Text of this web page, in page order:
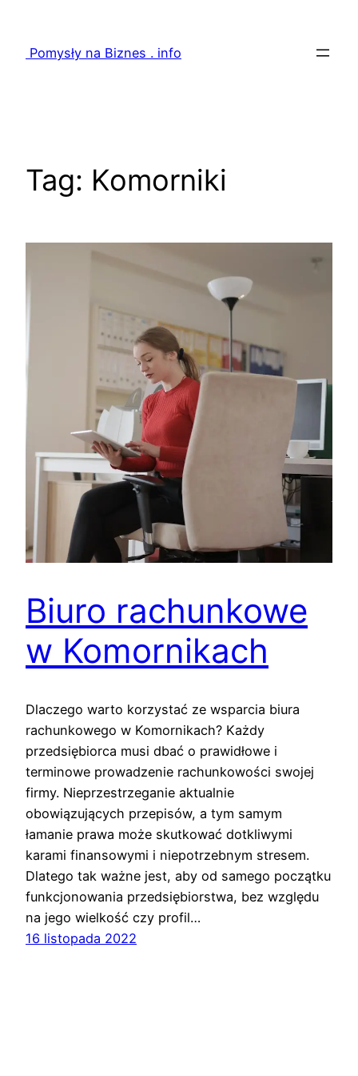
treściPomysły na Biznes . info
Tag: Komorniki
Biuro rachunkowe
w Komornikach
Dlaczego warto korzystać ze wsparcia biura
rachunkowego w Komornikach? Każdy
przedsiębiorca musi dbać o prawidłowe i
terminowe prowadzenie rachunkowości swojej
firmy. Nieprzestrzeganie aktualnie
obowiązujących przepisów, a tym samym
łamanie prawa może skutkować dotkliwymi
karami finansowymi i niepotrzebnym stresem.
Dlatego tak ważne jest, aby od samego początku
funkcjonowania przedsiębiorstwa, bez względu
na jego wielkość czy profil…
16 listopada 2022